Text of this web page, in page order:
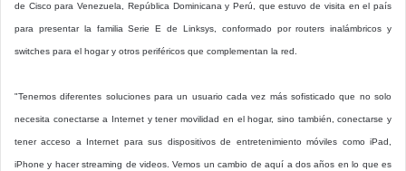
de Cisco para Venezuela, República Dominicana y Perú, que estuvo de visita en el país
para presentar la familia Serie E de Linksys, conformado por routers inalámbricos y
switches para el hogar y otros periféricos que complementan la red.
"Tenemos diferentes soluciones para un usuario cada vez más sofisticado que no solo
necesita conectarse a Internet y tener movilidad en el hogar, sino también, conectarse y
tener acceso a Internet para sus dispositivos de entretenimiento móviles como iPad,
iPhone y hacer streaming de videos. Vemos un cambio de aquí a dos años en lo que es